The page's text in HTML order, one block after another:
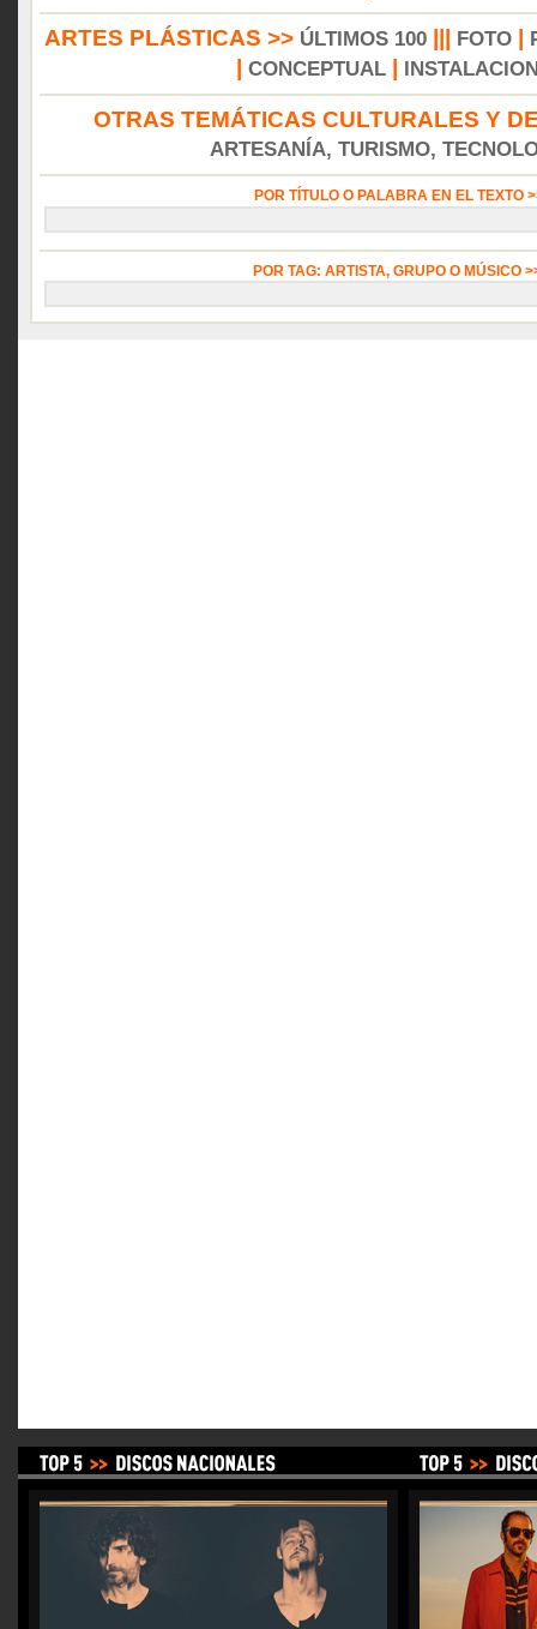
ARTES PLÁSTICAS >> ÚLTIMOS 100 FOTO
CONCEPTUAL
OTRAS TEMÁTICAS CULTURALES Y
ARTESANÍA, TURISMO,
POR TÍTULO O PALABRA EN EL TEXTO
POR TAG: ARTISTA, GRUPO O MÚSICO